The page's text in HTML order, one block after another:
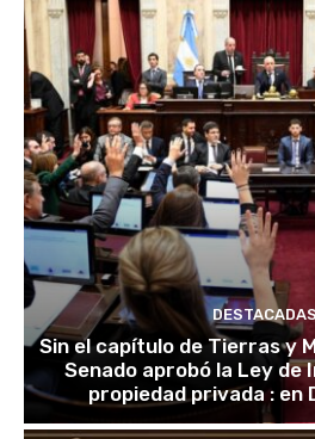
DESTACADAS
Sin el capítulo de Tierras y
Senado aprobó la Ley de
propiedad privada : en